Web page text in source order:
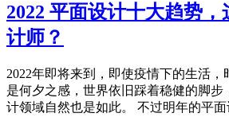
2022 平面设计十大趋势
计师？
2022年即将来到，即使疫情下的生活
是何夕之感，世界依旧踩着稳健的脚步
计领域自然也是如此。 不过明年的平面